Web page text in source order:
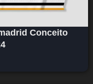
Conceito